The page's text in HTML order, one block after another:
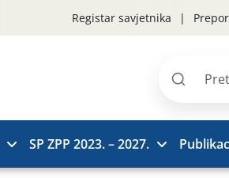
Registar savjetnika
Pretraži
SP ZPP 2023. – 2027.